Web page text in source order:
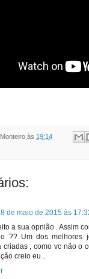
às 19:14
de maio de 2015 às
a sua opnião . Assim
?? Um dos melhores
criadas , como vc não o
creio eu .